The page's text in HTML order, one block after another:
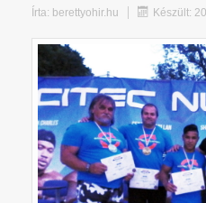
Írta: berettyohir.hu Készült: